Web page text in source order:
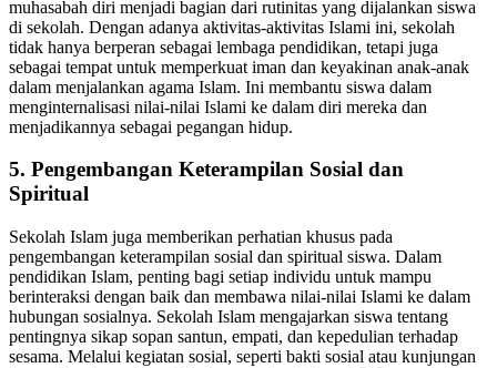
muhasabah diri menjadi bagian dari rutinitas yang dijalankan siswa
di sekolah. Dengan adanya aktivitas-aktivitas Islami ini, sekolah
tidak hanya berperan sebagai lembaga pendidikan, tetapi juga
sebagai tempat untuk memperkuat iman dan keyakinan anak-anak
dalam menjalankan agama Islam. Ini membantu siswa dalam
menginternalisasi nilai-nilai Islami ke dalam diri mereka dan
menjadikannya sebagai pegangan hidup.
5. Pengembangan Keterampilan Sosial dan
Spiritual
Sekolah Islam juga memberikan perhatian khusus pada
pengembangan keterampilan sosial dan spiritual siswa. Dalam
pendidikan Islam, penting bagi setiap individu untuk mampu
berinteraksi dengan baik dan membawa nilai-nilai Islami ke dalam
hubungan sosialnya. Sekolah Islam mengajarkan siswa tentang
pentingnya sikap sopan santun, empati, dan kepedulian terhadap
sesama. Melalui kegiatan sosial, seperti bakti sosial atau kunjungan